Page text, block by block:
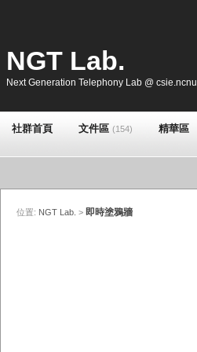
NGT Lab.
Next Generation Telephony Lab @ csie.ncnu
社群首頁 文件區 (154) 精華區
位置: NGT Lab. > 即時塗鴉牆